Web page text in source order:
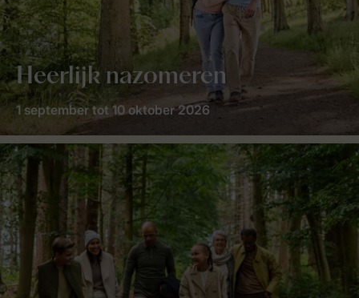
Heerlijk nazomeren
1 september tot 10 oktober 2026